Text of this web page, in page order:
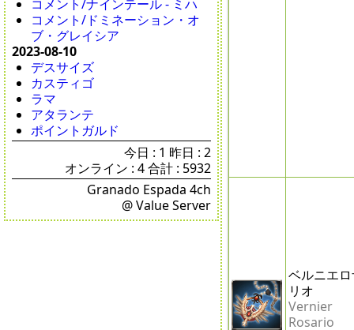
コメント/ナインテール - ミハ
コメント/ドミネーション・オ
ブ・グレイシア
2023-08-10
デスサイズ
カスティゴ
ラマ
アタランテ
ポイントガルド
今日 : 1 昨日 : 2
オンライン : 4 合計 : 5932
Granado Espada 4ch
@ Value Server
ベルニエ
リオ
Vernier
Rosario